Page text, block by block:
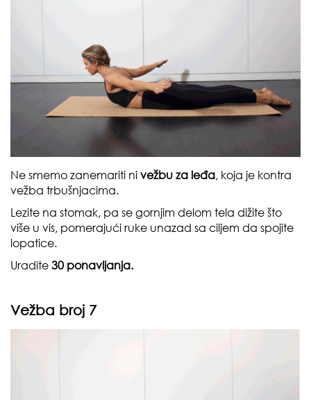
Ne smemo zanemariti ni vežbu za leđa, koja je kontra
vežba trbušnjacima.
Lezite na stomak, pa se gornjim delom tela dižite što
više u vis, pomerajući ruke unazad sa ciljem da spojite
lopatice.
Uradite 30 ponavljanja.
Vežba broj 7